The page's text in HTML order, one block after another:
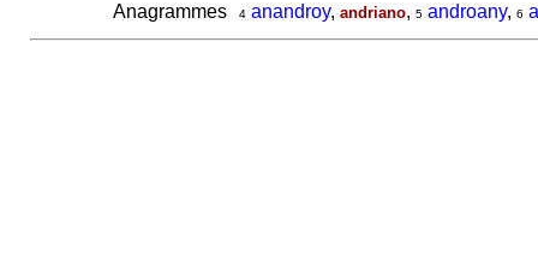
Anagrammes 4 anandroy, andriano, 5 androany, 6